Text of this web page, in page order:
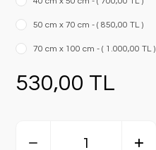
50 cm x 70 cm - ( 850,00 TL )
70 cm x 100 cm - ( 1.000,00 TL )
530,00 TL